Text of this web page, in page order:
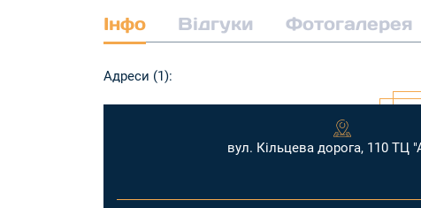
Інфо Відгуки Фотогалерея
Адреси (1):
вул. Кільцева дорога, 110 ТЦ